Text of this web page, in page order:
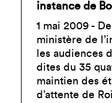
instance de
1 mai 2009 -
ministère de
les audiences
dites du 35
maintien des
d’attente de